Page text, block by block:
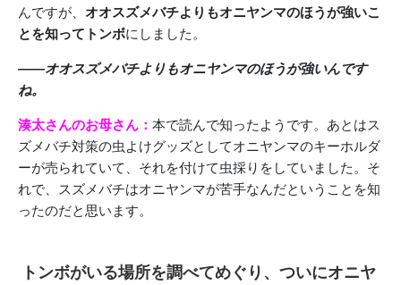
んですが、 オオスズメバチよりもオニヤンマのほうが強いこ
とを知ってトンボにしました。
――オオスズメバチよりもオニヤンマのほうが強いんです
ね。
湊太さんのお母さん： 本で読んで知ったようです。あとはス
ズメバチ対策の虫よけグッズとしてオニヤンマのキーホルダ
ーが売られていて、それを付けて虫採りをしていました。そ
れで、スズメバチはオニヤンマが苦手なんだということを知
ったのだと思います。
トンボがいる場所を調べてめぐり、ついにオニヤ